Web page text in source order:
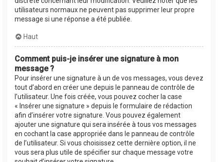
utilisateurs normaux ne peuvent pas supprimer leur propre
message si une réponse a été publiée.
Haut
Comment puis-je insérer une signature à mon
message ?
Pour insérer une signature à un de vos messages, vous devez
tout d’abord en créer une depuis le panneau de contrôle de
l’utilisateur. Une fois créée, vous pouvez cocher la case
« Insérer une signature » depuis le formulaire de rédaction
afin d’insérer votre signature. Vous pouvez également
ajouter une signature qui sera insérée à tous vos messages
en cochant la case appropriée dans le panneau de contrôle
de l’utilisateur. Si vous choisissez cette dernière option, il ne
vous sera plus utile de spécifier sur chaque message votre